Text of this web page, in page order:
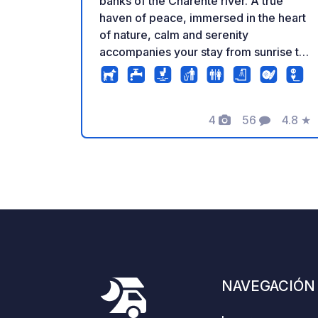
haven of peace, immersed in the heart
of nature, calm and serenity
accompanies your stay from sunrise to
sunset. On site, rental of canoes,
paddles and mountain bikes. 500m
shops will help you discover quality
and local products.
4
Fotos
56
Comentarios
4.8 ★
NAVEGACIÓN